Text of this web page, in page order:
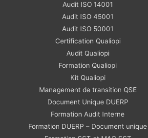
Audit ISO 14001
Audit ISO 45001
Audit ISO 50001
Certification Qualiopi
Audit Qualiopi
Formation Qualiopi
Kit Qualiopi
Management de transition QSE
Document Unique DUERP
Formation Audit Interne
Formation DUERP – Document unique